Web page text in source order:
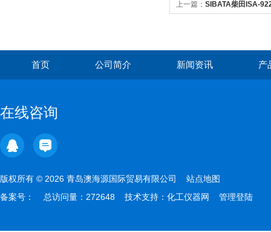
上一篇： SIBATA柴田ISA-
首页 公司简介 新闻资讯 产
在线咨询
版权所有 © 2026 青岛澳海源国际贸易有限公司 站点地图
备案号：
总访问量：272648 技术支持： 化工仪器网 管理登陆